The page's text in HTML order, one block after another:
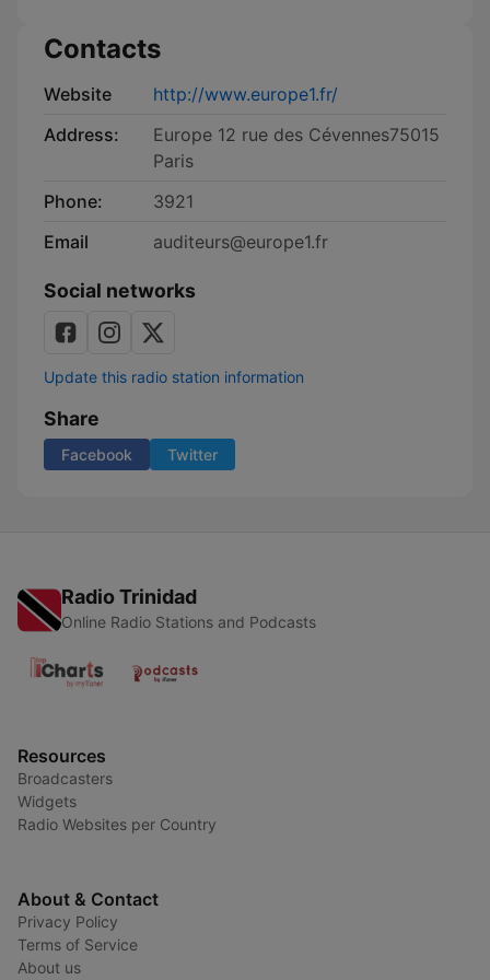
Contacts
Website
http://www.europe1.fr/
Address:
Europe 12 rue des Cévennes75015
Paris
Phone:
3921
Email
auditeurs@europe1.fr
Social networks
Update this radio station information
Share
Facebook Twitter
Radio Trinidad
Online Radio Stations and Podcasts
Resources
Broadcasters
Widgets
Radio Websites per Country
About & Contact
Privacy Policy
Terms of Service
About us